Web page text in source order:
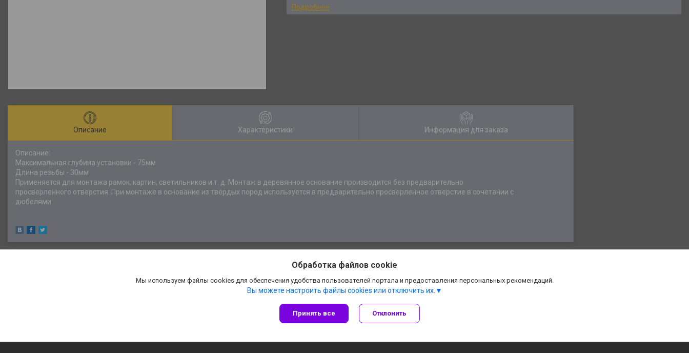
Подробнее
Описание Характеристики Информация для заказа
Описание:
Максимальная глубина установки - 75мм
Длина резьбы - 30мм
Применяется для монтажа рамок, картин, светильников и т. д. Монтаж в деревянное основание производится без предварительно
просверленного отверстия. При монтаже в основание из твердых пород используется в предварительно просверленное отверстие в сочетании с
дюбелями.
Сайт создан на платформе Deal.by
Политика обработки файлов cookies
Обработка файлов cookie
Мы используем файлы cookies для обеспечения удобства пользователей портала и предоставления персональных рекомендаций.
Вы можете настроить файлы cookies или отключить их.
Принять все Отклонить